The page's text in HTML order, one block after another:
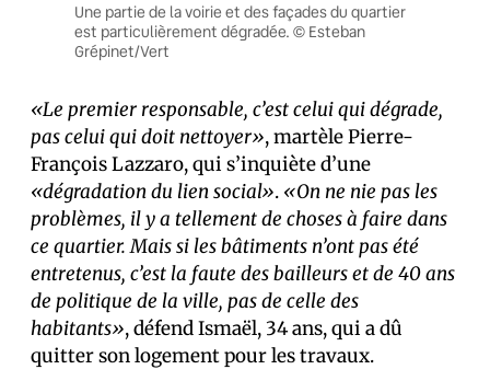
Une partie de la voirie et des façades du quartier
est particulièrement dégradée. © Esteban
Grépinet/Vert
«Le premier responsable, c’est celui qui dégrade,
pas celui qui doit nettoyer», martèle Pierre-
François Lazzaro, qui s’inquiète d’une
«dégradation du lien social». «On ne nie pas les
problèmes, il y a tellement de choses à faire dans
ce quartier. Mais si les bâtiments n’ont pas été
entretenus, c’est la faute des bailleurs et de 40 ans
de politique de la ville, pas de celle des
habitants», défend Ismaël, 34 ans, qui a dû
quitter son logement pour les travaux.